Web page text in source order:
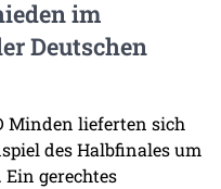
im
Deutschen
Minden lieferten sich
des Halbfinales um
gerechtes